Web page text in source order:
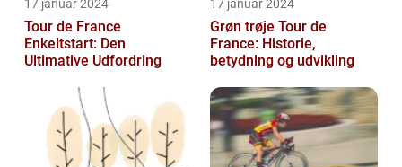
17 januar 2024
Tour de France
Enkeltstart: Den
Ultimative Udfordring
17 januar 2024
Grøn trøje Tour de
France: Historie,
betydning og udvikling